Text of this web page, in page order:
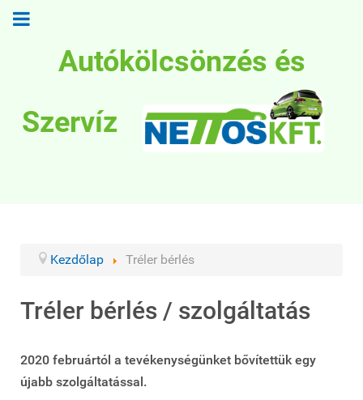
Autókölcsönzés és
Szervíz
Kezdőlap Tréler bérlés
Tréler bérlés / szolgáltatás
2020 februártól a tevékenységünket bővítettük egy
újabb szolgáltatással.